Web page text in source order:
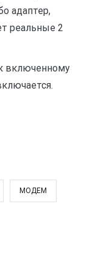
адаптер,
реальные 2
включенному
МОДЕМ